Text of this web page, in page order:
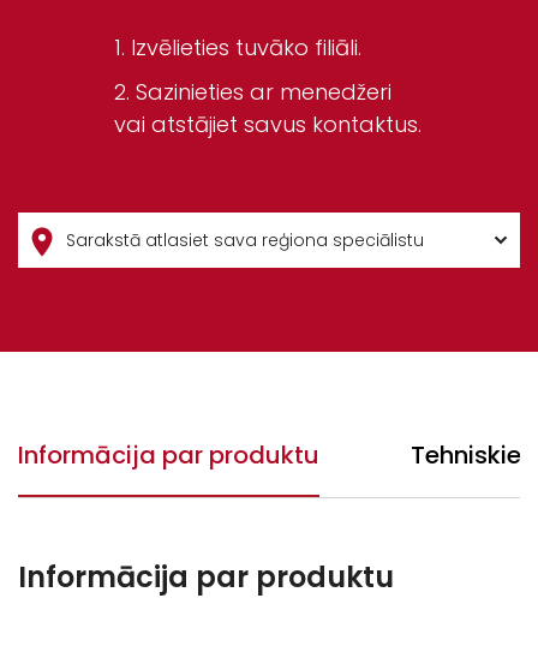
Izvēlieties tuvāko filiāli.
Sazinieties ar menedžeri
vai atstājiet savus kontaktus.
Informācija par produktu Tehniskie
Informācija par produktu